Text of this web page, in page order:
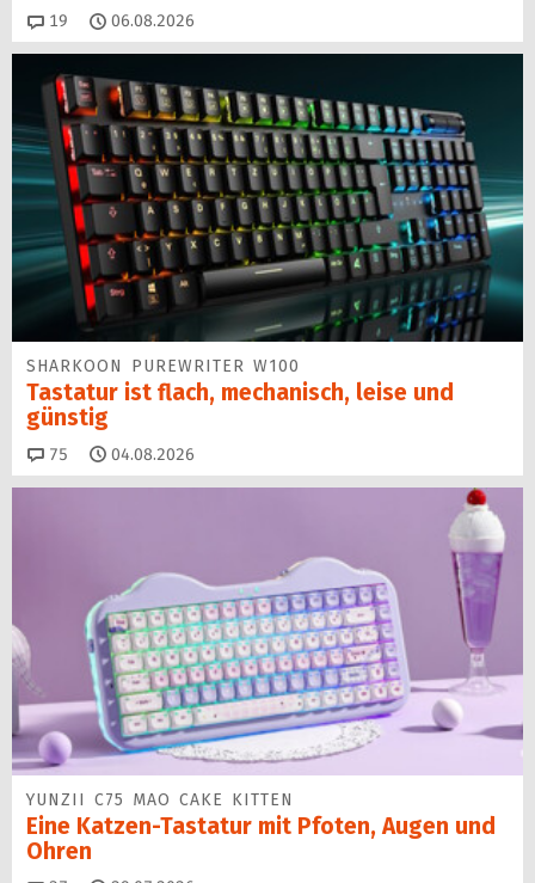
19 Kommentare
06.08.2026
SHARKOON PUREWRITER W100
Tastatur ist flach, mechanisch, leise und
günstig
75 Kommentare
04.08.2026
YUNZII C75 MAO CAKE KITTEN
Eine Katzen-Tastatur mit Pfoten, Augen und
Ohren